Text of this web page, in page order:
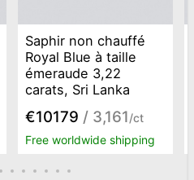
Saphir non chauffé
Royal Blue à taille
émeraude 3,22
carats, Sri Lanka
€10179 / 3,161/ct
Free worldwide shipping